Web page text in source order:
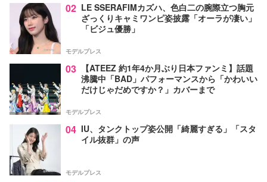
02 LE SSERAFIMカズハ、色白二の腕際立つ胸元
ざっくりキャミワンピ姿披露「オーラが凄い」
「ビジュ優勝」
モデルプレス
03
【ATEEZ 約1年4か月ぶり日本ファンミ】話題
沸騰中「BAD」パフォーマンスから「かわいい
だけじゃだめですか？」カバーまで
モデルプレス
04 IU、タンクトップ姿公開「綺麗すぎる」「スタ
イル抜群」の声
モデルプレス